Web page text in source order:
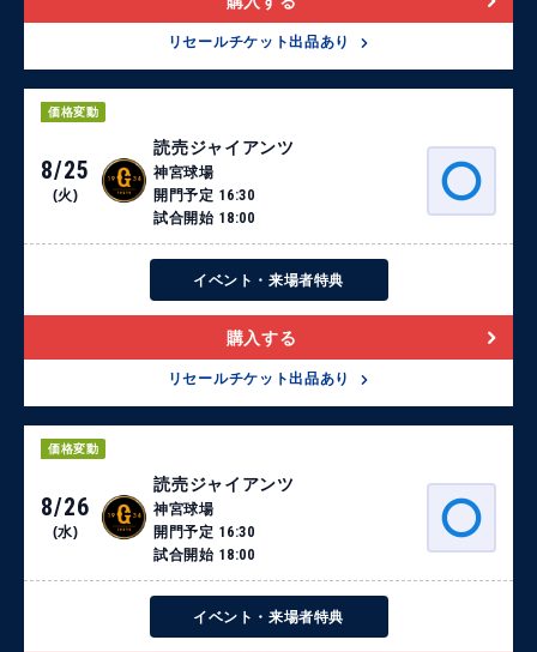
リセールチケット出品あり
価格変動
8/25
(火)
読売ジャイアンツ
神宮球場
開門予定 16:30
試合開始 18:00
イベント・来場者特典
購入する
リセールチケット出品あり
価格変動
8/26
(水)
読売ジャイアンツ
神宮球場
開門予定 16:30
試合開始 18:00
イベント・来場者特典